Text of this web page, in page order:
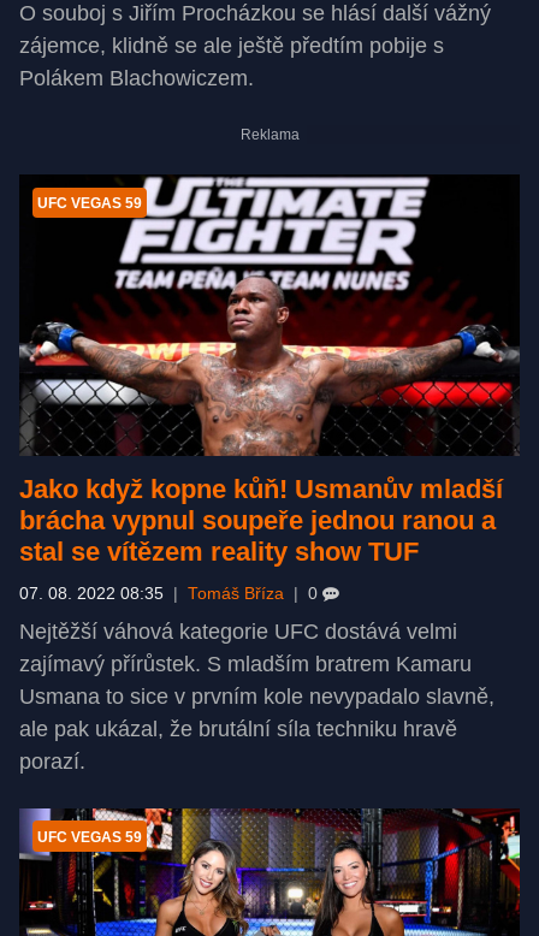
O souboj s Jiřím Procházkou se hlásí další vážný
zájemce, klidně se ale ještě předtím pobije s
Polákem Blachowiczem.
UFC VEGAS 59
Jako když kopne kůň! Usmanův mladší
brácha vypnul soupeře jednou ranou a
stal se vítězem reality show TUF
07. 08. 2022 08:35 Tomáš Bříza 0
Nejtěžší váhová kategorie UFC dostává velmi
zajímavý přírůstek. S mladším bratrem Kamaru
Usmana to sice v prvním kole nevypadalo slavně,
ale pak ukázal, že brutální síla techniku hravě
porazí.
UFC VEGAS 59